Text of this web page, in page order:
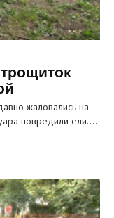
жаловались на
повредили ели.…